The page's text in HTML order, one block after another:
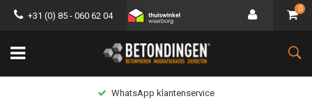
+31 (0) 85 - 060 62 04
0
WhatsApp klantenservice